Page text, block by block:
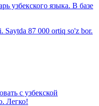
узбекского языка. В базе
87 000 ortiq so'z bor.
с узбекской
Легко!